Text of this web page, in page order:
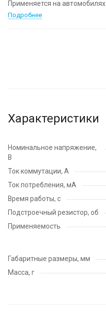
Применяется на автомобилях
Подробнее
Характеристики
Номинальное напряжение,
В
Ток коммутации, А
Ток потребления, мА
Время работы, с
Подстроечный резистор, об
Применяемость
Габаритные размеры, мм
Масса, г